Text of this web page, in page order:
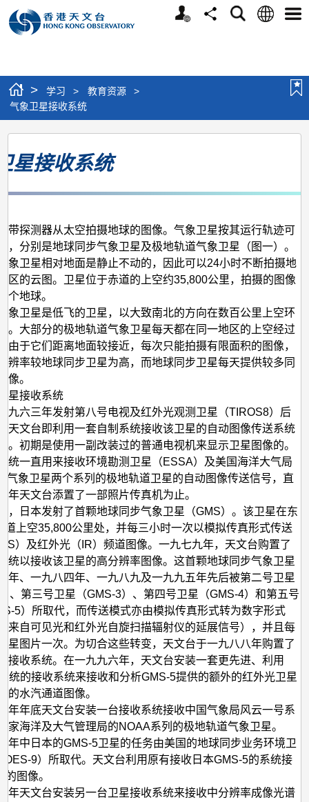
个
分
搜
语
选
> 学习 > 教育资源
>
气象卫星接收系统
气
象
接
收
系
统
星接收系统
带探测器从太空拍摄地球的图像。气象卫星按其运行轨迹可
，分别是地球同步气象卫星及极地轨道气象卫星（图一）。
象卫星相对地面是静止不动的，因此可以24小时不断拍摄地
区的云图。卫星位于赤道的上空约35,800公里，拍摄的图像
个地球。
象卫星是低飞的卫星，以大致南北的方向在数百公里上空环
。大部分的极地轨道气象卫星每天都在同一地区的上空经过
由于它们距离地面较接近，每次只能拍摄有限面积的图像，
辨率较地球同步卫星为高，而地球同步卫星每天提供较多同
像。
星接收系统
九六三年发射第八号电视及红外光观测卫星（TIROS8）后
天文台即利用一套自制系统接收该卫星的自动图像传送系统
。初期是使用一副改装过的普通电视机来显示卫星图像的。
统一直用来接收环境勘测卫星（ESSA）及美国海洋大气局
气象卫星两个系列的极地轨道卫星的自动图像传送信号，直
年天文台添置了一部照片传真机为止。
，日本发射了首颗地球同步气象卫星（GMS）。该卫星在东
道上空35,800公里处，并每三小时一次以模拟传真形式传送
）及红外光（IR）频道图像。一九七九年，天文台购置了
统以接收该卫星的高分辨率图像。这首颗地球同步气象卫星
年、一九八四年、一九八九及一九九五年先后被第二号卫星
、第三号卫星（GMS-3）、第四号卫星（GMS-4）和第五号
5）所取代，而传送模式亦由模拟传真形式转为数字形式
来自可见光和红外光自旋扫描辐射仪的延展信号），并且每
星图片一次。为切合这些转变，天文台于一九八八年购置了
接收系统。在一九九六年，天文台安装一套更先进、利用
统的接收系统来接收和分析GMS-5提供的额外的红外光卫星
的水汽通道图像。
年年底天文台安装一台接收系统接收中国气象局风云一号系
家海洋及大气管理局的NOAA系列的极地轨道气象卫星。
年中日本的GMS-5卫星的任务由美国的地球同步业务环境卫
9）所取代。天文台利用原有接收日本GMS-5的系统接
图像。
年天文台安装另一台卫星接收系统来接收中分辨率成像光谱